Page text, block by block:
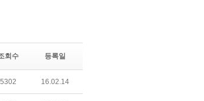
회수 등록일
5302 16.02.14